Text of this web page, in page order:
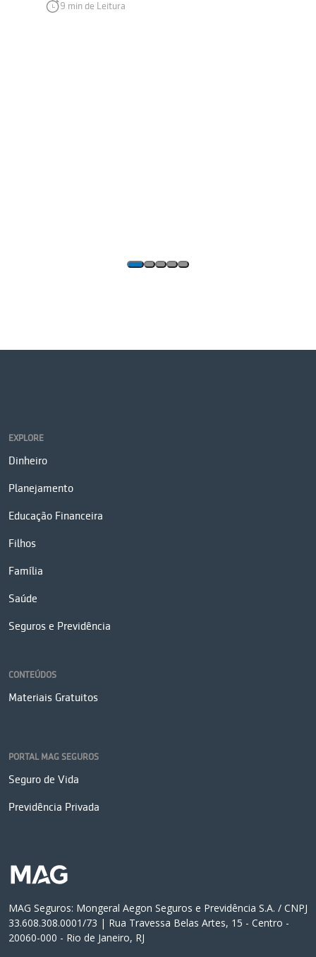
9 min de Leitura
EXPLORE
Dinheiro
Planejamento
Educação Financeira
Filhos
Família
Saúde
Seguros e Previdência
CONTEÚDOS
Materiais Gratuitos
PORTAL MAG SEGUROS
Seguro de Vida
Previdência Privada
MAG Seguros: Mongeral Aegon Seguros e Previdência S.A. / CNPJ
33.608.308.0001/73 | Rua Travessa Belas Artes, 15 - Centro -
20060-000 - Rio de Janeiro, RJ